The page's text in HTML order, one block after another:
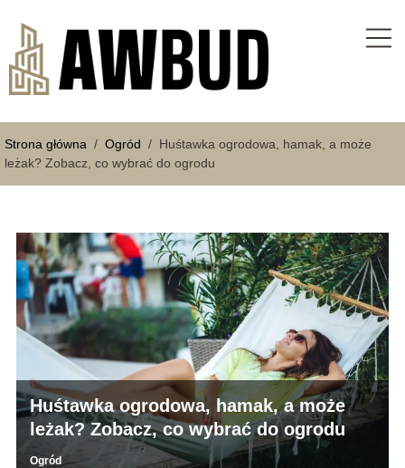
Strona główna / Ogród / Huśtawka ogrodowa, hamak, a może
leżak? Zobacz, co wybrać do ogrodu
Huśtawka ogrodowa, hamak, a może
leżak? Zobacz, co wybrać do ogrodu
Ogród